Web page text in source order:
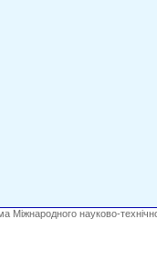
науково-